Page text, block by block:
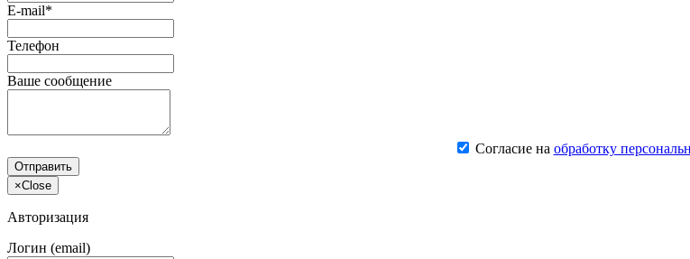
E-mail*
Телефон
Ваше сообщение
Согласие на обработку
Отправить
×Close
Авторизация
Логин (email)